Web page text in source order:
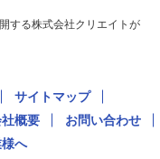
する株式会社クリエイトが
サイトマップ
概要
お問い合わせ
へ